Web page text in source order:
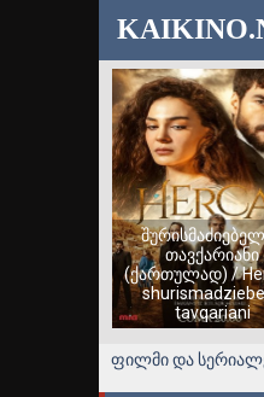
თავქარიანი
(ქართულად) /
tavqariani
ფილმი და